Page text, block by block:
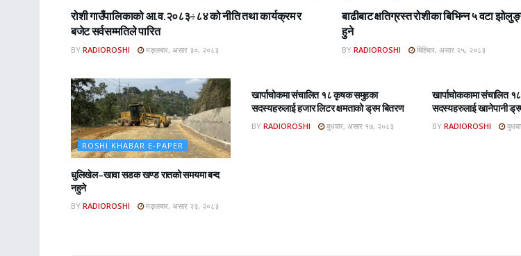
रोशी गाउँपालिकाको आ.व.२०८३÷८४ को नीति तथा कार्यक्रम र
बजेट सर्वसम्मतिले पारित
BY RADIOROSHI मङ्लबार, असार ३०, २०८३
बाढीबाट क्षतिग्रस्त रोशीका बिभिन्न ५ वटा
हुने
BY RADIOROSHI बिहिबार, असार २५, २०८३
ROSHI KHABAR E-PAPER
धुलिखेल–खावा सडक खण्ड रातको समयमा बन्द
नहुने
BY RADIOROSHI मङ्लबार, असार २३, २०८३
खार्पाचोकमा संचालित १८ कृषक समुहका
सदस्यहरुलाई हजार लिटर क्षमताको ड्रम बितरण
BY RADIOROSHI बुधबार, असार १७, २०८३
खार्पाचोककामा संचालित
सदस्यहरुलाई खानेपानी
BY RADIOROSHI